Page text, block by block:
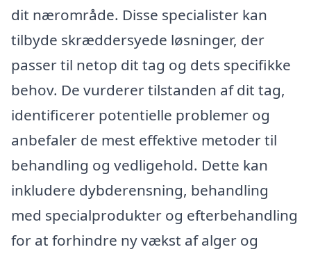
dit nærområde. Disse specialister kan
tilbyde skræddersyede løsninger, der
passer til netop dit tag og dets specifikke
behov. De vurderer tilstanden af dit tag,
identificerer potentielle problemer og
anbefaler de mest effektive metoder til
behandling og vedligehold. Dette kan
inkludere dybderensning, behandling
med specialprodukter og efterbehandling
for at forhindre ny vækst af alger og